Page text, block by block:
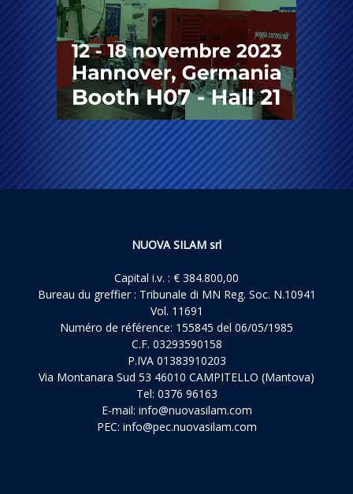
NUOVA SILAM srl
Capital i.v. : € 384.800,00
Bureau du greffier : Tribunale di MN Reg. Soc. N.10941
Vol. 11691
Numéro de référence: 155845 del 06/05/1985
C.F. 03293590158
P.IVA 01383910203
Via Montanara Sud 53 46010 CAMPITELLO (Mantova)
Tel: 0376 96163
E-mail: info@nuovasilam.com
PEC: info@pec.nuovasilam.com